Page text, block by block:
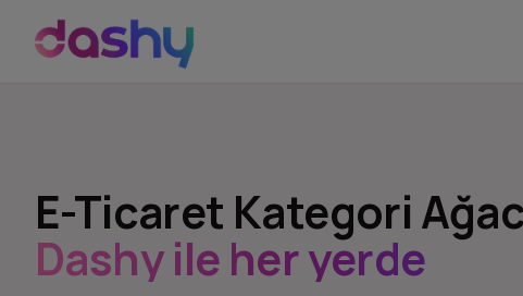
E-Ticaret Kategori
Dashy ile her yerde